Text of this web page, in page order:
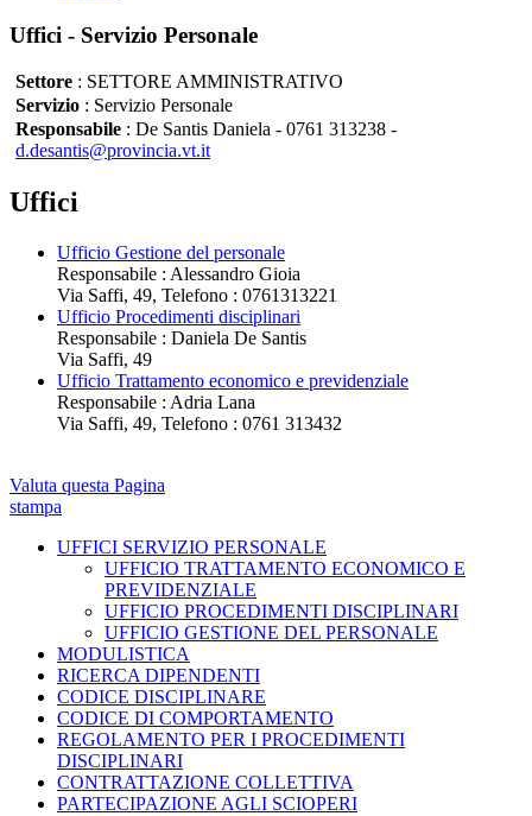
Uffici - Servizio Personale
Settore : SETTORE AMMINISTRATIVO
Servizio : Servizio Personale
Responsabile : De Santis Daniela - 0761 313238 -
d.desantis@provincia.vt.it
Uffici
Ufficio Gestione del personale
Responsabile : Alessandro Gioia
Via Saffi, 49, Telefono : 0761313221
Ufficio Procedimenti disciplinari
Responsabile : Daniela De Santis
Via Saffi, 49
Ufficio Trattamento economico e previdenziale
Responsabile : Adria Lana
Via Saffi, 49, Telefono : 0761 313432
Valuta questa Pagina
stampa
UFFICI SERVIZIO PERSONALE
UFFICIO TRATTAMENTO ECONOMICO E
PREVIDENZIALE
UFFICIO PROCEDIMENTI DISCIPLINARI
UFFICIO GESTIONE DEL PERSONALE
MODULISTICA
RICERCA DIPENDENTI
CODICE DISCIPLINARE
CODICE DI COMPORTAMENTO
REGOLAMENTO PER I PROCEDIMENTI
DISCIPLINARI
CONTRATTAZIONE COLLETTIVA
PARTECIPAZIONE AGLI SCIOPERI